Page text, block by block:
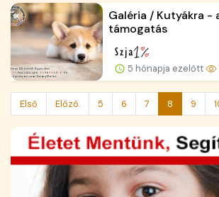
Galéria / Kutyákra -
támogatás
5 hónapja ezelőtt
Első Előző. 5 6 7 8 9